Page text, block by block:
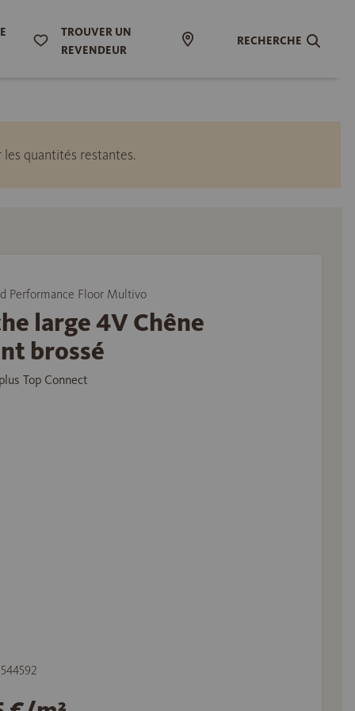
TROUVER UN
REVENDEUR
RECHERCHE
quantités restantes.
Performance Floor Multivo
large 4V Chêne
brossé
Top Connect